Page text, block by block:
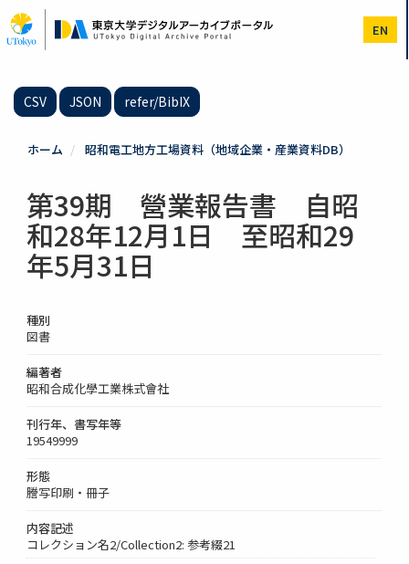
イ
ン
EN
CSV JSON refer/BibIX
ホーム 昭和電工地方工場資料（地域企業・産業資料DB）
第39期 營業報告書 自昭
和28年12月1日 至昭和29
年5月31日
種別
図書
編著者
昭和合成化學工業株式會社
刊行年、書写年等
19549999
形態
謄写印刷・冊子
内容記述
コレクション名2/Collection2: 参考綴21